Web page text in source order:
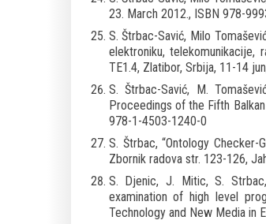
23. March 2012., ISBN 978-
S. Štrbac-Savić, Milo
elektroniku, telekomunikacije,
TE1.4, Zlatibor, Srbija, 11-14
S. Štrbac-Savić, M.
Proceedings of the Fifth
978-1-4503-1240-0
S. Štrbac, “Ontology
Zbornik radova str. 123-126,
S. Djenic, J. Mitic, S.
examination of high level
Technology and New Media in